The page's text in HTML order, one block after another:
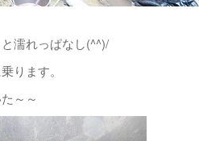
濡れっぱなし(^^)/
ります。
～～